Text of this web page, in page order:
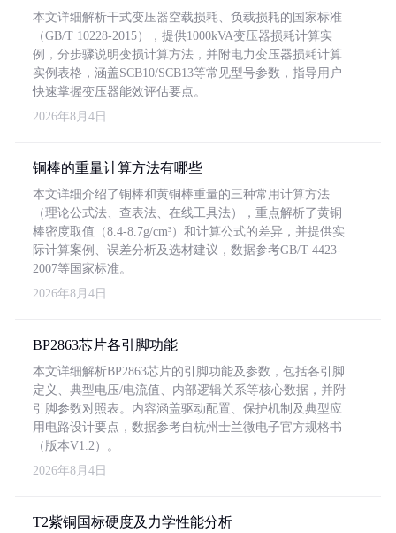
本文详细解析干式变压器空载损耗、负载损耗的国家标准
（GB/T 10228-2015），提供1000kVA变压器损耗计算实
例，分步骤说明变损计算方法，并附电力变压器损耗计算
实例表格，涵盖SCB10/SCB13等常见型号参数，指导用户
快速掌握变压器能效评估要点。
2026年8月4日
铜棒的重量计算方法有哪些
本文详细介绍了铜棒和黄铜棒重量的三种常用计算方法
（理论公式法、查表法、在线工具法），重点解析了黄铜
棒密度取值（8.4-8.7g/cm³）和计算公式的差异，并提供实
际计算案例、误差分析及选材建议，数据参考GB/T 4423-
2007等国家标准。
2026年8月4日
BP2863芯片各引脚功能
本文详细解析BP2863芯片的引脚功能及参数，包括各引脚
定义、典型电压/电流值、内部逻辑关系等核心数据，并附
引脚参数对照表。内容涵盖驱动配置、保护机制及典型应
用电路设计要点，数据参考自杭州士兰微电子官方规格书
（版本V1.2）。
2026年8月4日
T2紫铜国标硬度及力学性能分析